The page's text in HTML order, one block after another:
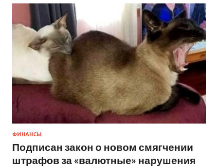
ФИНАНСЫ
Подписан закон о новом смягчении
штрафов за «валютные» нарушения